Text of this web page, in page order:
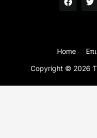
Copyright © 2026
Home